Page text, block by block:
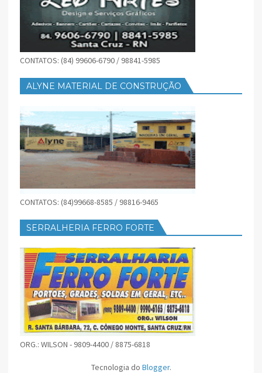
CONTATOS: (84) 99606-6790 / 98841-5985
ALYNE MATERIAL DE CONSTRUÇÃO
CONTATOS: (84)99668-8585 / 98816-9465
SERRALHERIA FERRO FORTE
ORG.: WILSON - 9809-4400 / 8875-6818
Tecnologia do Blogger.